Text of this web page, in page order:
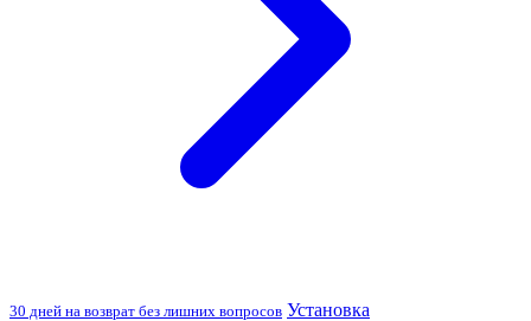
30 дней на возврат без лишних вопросов Установка